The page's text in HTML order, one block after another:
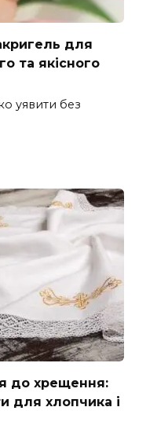
для
та якісного
уявити без
до хрещення:
для хлопчика і